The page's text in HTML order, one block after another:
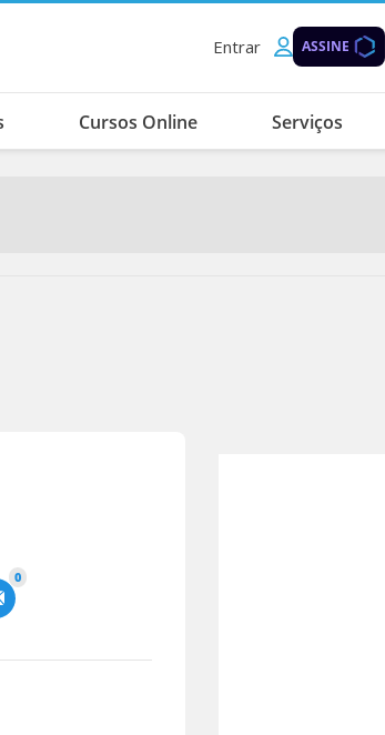
Entrar ASSINE
Cursos Online Serviços
0